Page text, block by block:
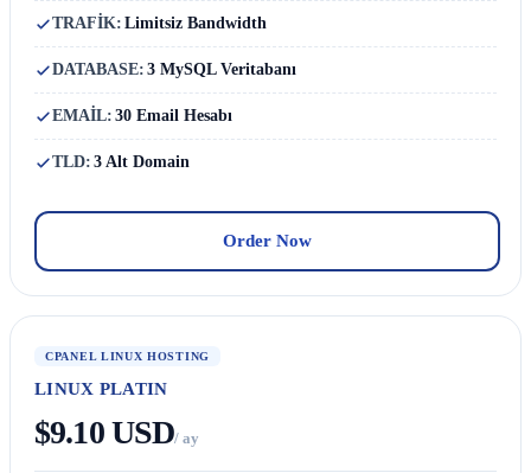
TRAFİK: Limitsiz Bandwidth
DATABASE: 3 MySQL Veritabanı
EMAİL: 30 Email Hesabı
TLD: 3 Alt Domain
Order Now
CPANEL LINUX HOSTING
LINUX PLATIN
$9.10 USD/ ay